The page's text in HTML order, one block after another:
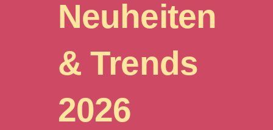
Mediadaten
Neuheiten
& Trends
2026